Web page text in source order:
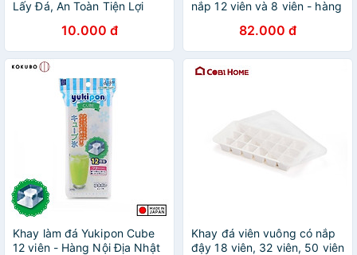
Lấy Đá, An Toàn Tiện Lợi
10.000 đ
nắp 12 viên và 8 viên - hàng
82.000 đ
Khay làm đá Yukipon Cube
12 viên - Hàng Nội Địa Nhật
Khay đá viên vuông có nắp
đậy 18 viên, 32 viên, 50 viên